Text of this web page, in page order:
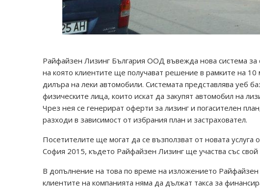
Райфайзен Лизинг България ООД въвежда нова система за
на която клиентите ще получават решение в рамките на
дилъра на леки автомобили. Системата представлява уеб
физическите лица, които искат да закупят автомобил на
Чрез нея се генерират оферти за лизинг и погасителен
разходи в зависимост от избрания план и застраховател.
Посетителите ще могат да се възползват от новата
София 2015, където Райфайзен Лизинг ще участва със
В допълнение на това по време на изложението Райфайзен
клиентите на компанията няма да дължат такса за